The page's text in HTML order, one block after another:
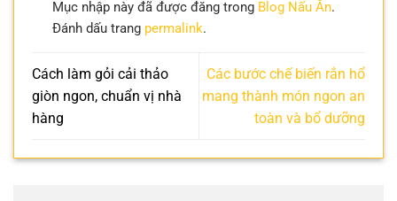
Mục nhập này đã được đăng trong Blog Nấu Ăn.
Đánh dấu trang permalink.
Cách làm gỏi cải thảo
giòn ngon, chuẩn vị nhà
hàng
Các bước chế biến rắn hổ
mang thành món ngon an
toàn và bổ dưỡng